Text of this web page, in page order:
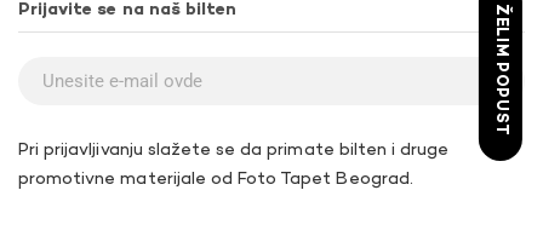
Prijavite se na naš bilten
Pri prijavljivanju slažete se da primate bilten i druge
promotivne materijale od Foto Tapet Beograd.
ŽELIM POPUST